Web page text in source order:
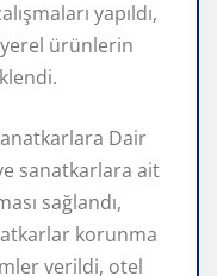
yapıldı,
ürünlerin
Dair
sanatkarlara ait
sağlandı,
korunma
verildi, otel